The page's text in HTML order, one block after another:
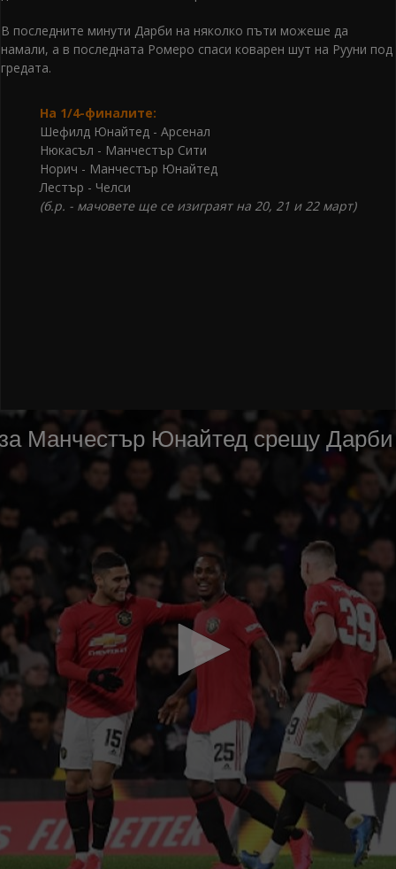
В последните минути Дарби на няколко пъти можеше да
намали, а в последната Ромеро спаси коварен шут на Рууни под
гредата.
На 1/4-финалите:
Шефилд Юнайтед - Арсенал
Нюкасъл - Манчестър Сити
Норич - Манчестър Юнайтед
Лестър - Челси
(б.р. - мачовете ще се изиграят на 20, 21 и 22 март)